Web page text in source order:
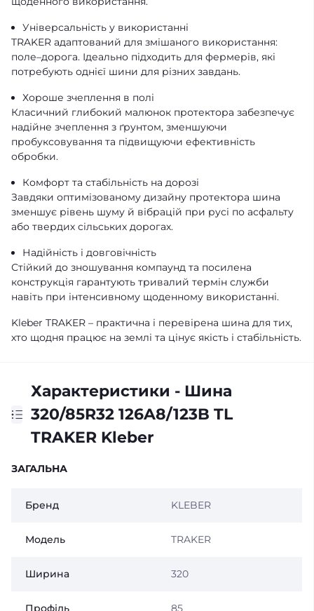
Універсальність у використанні
TRAKER адаптований для змішаного використання:
поле–дорога. Ідеально підходить для фермерів, які
потребують однієї шини для різних завдань.
Хороше зчеплення в полі
Класичний глибокий малюнок протектора забезпечує
надійне зчеплення з ґрунтом, зменшуючи
пробуксовування та підвищуючи ефективність
обробки.
Комфорт та стабільність на дорозі
Завдяки оптимізованому дизайну протектора шина
зменшує рівень шуму й вібрацій при русі по асфальту
або твердих сільських дорогах.
Надійність і довговічність
Стійкий до зношування компаунд та посилена
конструкція гарантують тривалий термін служби
навіть при інтенсивному щоденному використанні.
Kleber TRAKER – практична і перевірена шина для тих,
хто щодня працює на землі та цінує якість і стабільність.
Характеристики - Шина
320/85R32 126A8/123B TL
TRAKER Kleber
ЗАГАЛЬНА
Бренд KLEBER
Модель TRAKER
Ширина 320
Профіль 85